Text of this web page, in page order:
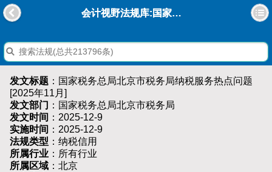
会计视野法规库:国家税务总局北京市税务局纳税服务热点问题[2025年11月]
发文标题 ：国家税务总局北京市税务局纳税服务热点问题
[2025年11月]
发文部门 ：国家税务总局北京市税务局
发文时间 ：2025-12-9
实施时间 ：2025-12-9
法规类型 ：纳税信用
所属行业 ：所有行业
所属区域 ：北京